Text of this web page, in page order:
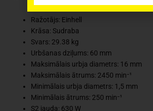
Ražotājs: Einhell
Krāsa: Sudraba
Svars: 29.38 kg
Urbšanas dziļums: 60 mm
Maksimālais urbja diametrs: 16 mm
Maksimālais ātrums: 2450 min⁻¹
Minimālais urbja diametrs: 1,5 mm
Minimālais ātrums: 250 min⁻¹
S2 jauda: 630 W